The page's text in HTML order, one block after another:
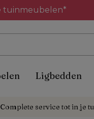
tuinmeubelen*
Ligbedden
Complete service tot in je